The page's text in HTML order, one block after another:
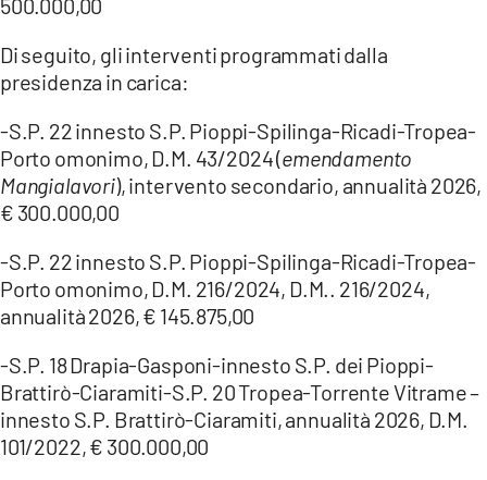
Di seguito, gli interventi programmati dalla
presidenza in carica:
-S.P. 22 innesto S.P. Pioppi-Spilinga-Ricadi-Tropea-
Porto omonimo, D.M. 43/2024 (emendamento
Mangialavori), intervento secondario, annualità 2026,
€ 300.000,00
-S.P. 22 innesto S.P. Pioppi-Spilinga-Ricadi-Tropea-
Porto omonimo, D.M. 216/2024, D.M.. 216/2024,
annualità 2026, € 145.875,00
-S.P. 18 Drapia-Gasponi-innesto S.P. dei Pioppi-
Brattirò-Ciaramiti-S.P. 20 Tropea-Torrente Vitrame –
innesto S.P. Brattirò-Ciaramiti, annualità 2026, D.M.
101/2022, € 300.000,00